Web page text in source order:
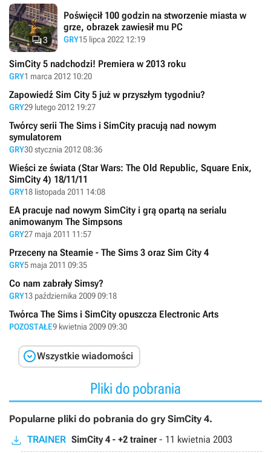
3
Poświęcił 100 godzin na stworzenie miasta w
grze, obrazek zawiesił mu PC
GRY15 lipca 2022 12:19
SimCity 5 nadchodzi! Premiera w 2013 roku
GRY1 marca 2012 10:20
Zapowiedź Sim City 5 już w przyszłym tygodniu?
GRY29 lutego 2012 19:27
Twórcy serii The Sims i SimCity pracują nad nowym
symulatorem
GRY30 stycznia 2012 08:36
Wieści ze świata (Star Wars: The Old Republic, Square Enix,
SimCity 4) 18/11/11
GRY18 listopada 2011 14:08
EA pracuje nad nowym SimCity i grą opartą na serialu
animowanym The Simpsons
GRY27 maja 2011 11:57
Przeceny na Steamie - The Sims 3 oraz Sim City 4
GRY5 maja 2011 09:35
Co nam zabrały Simsy?
GRY13 października 2009 09:18
Twórca The Sims i SimCity opuszcza Electronic Arts
POZOSTAŁE9 kwietnia 2009 09:30
Wszystkie wiadomości
Pliki do pobrania
Popularne pliki do pobrania do gry SimCity 4.
TRAINER SimCity 4 - +2 trainer- 11 kwietnia 2003